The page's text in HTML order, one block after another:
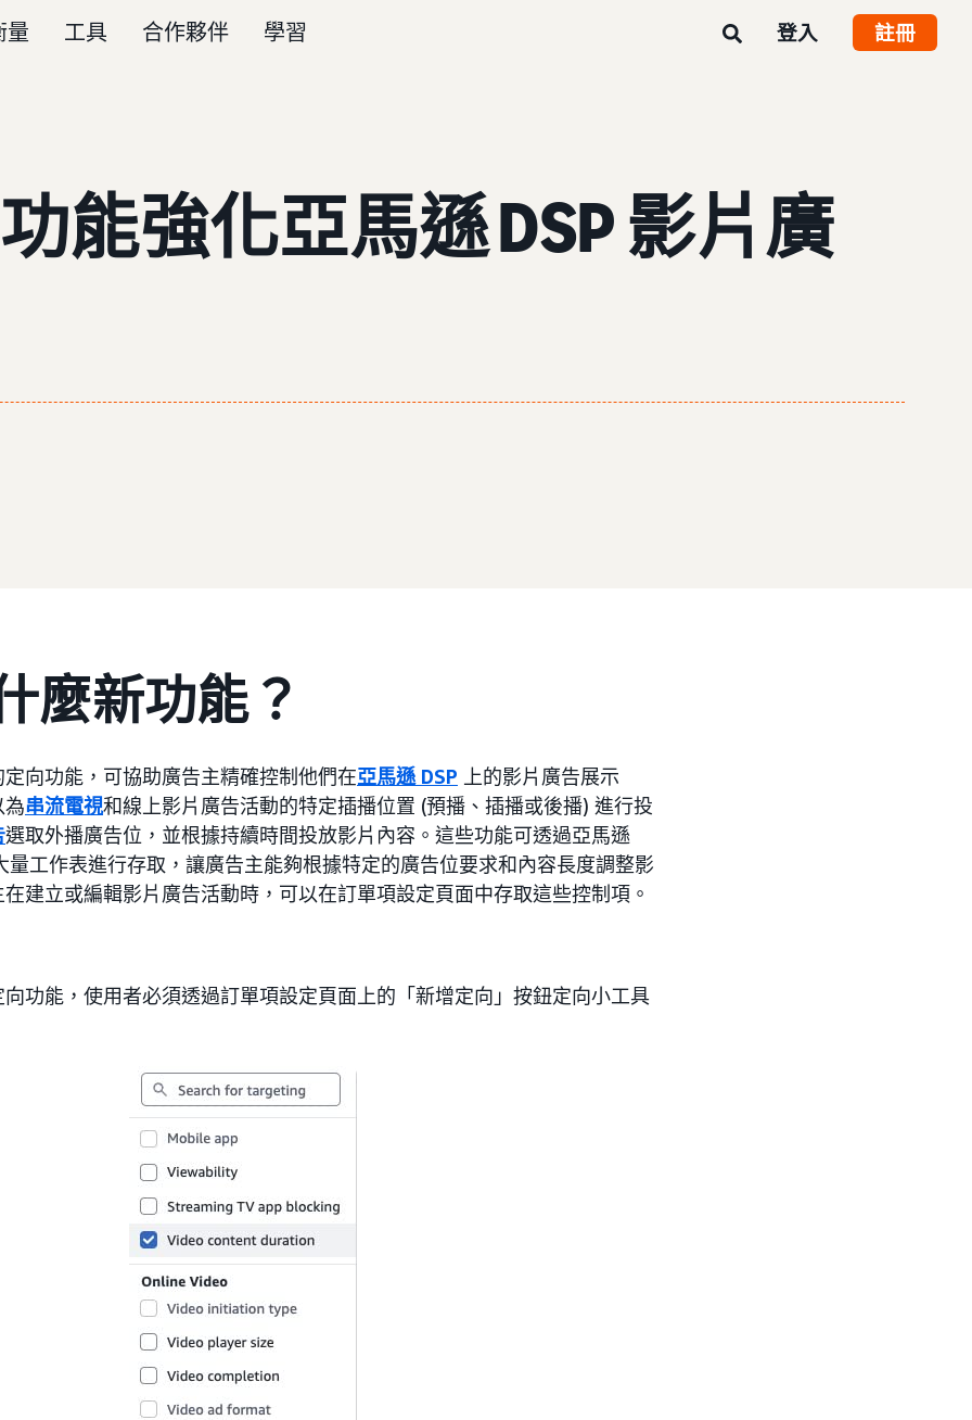
量 工具 合作夥伴 學習 登入 註冊
能強化亞馬遜 DSP 影片廣
麼新功能？
向功能，可協助廣告主精確控制他們在亞馬遜 DSP 上的影片廣告展示
為串流電視和線上影片廣告活動的特定插播位置 (預播、插播或後播) 進行投
選取外播廣告位，並根據持續時間投放影片內容。這些功能可透過亞馬遜
量工作表進行存取，讓廣告主能夠根據特定的廣告位要求和內容長度調整影
建立或編輯影片廣告活動時，可以在訂單項設定頁面中存取這些控制項。
功能，使用者必須透過訂單項設定頁面上的「新增定向」按鈕定向小工具